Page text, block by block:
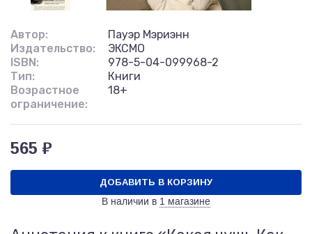
Автор:
Пауэр Мэриэнн
Издательство:
ЭКСМО
ISBN:
978-5-04-099968-2
Тип:
Книги
Возрастное
ограничение:
18+
565 ₽
ДОБАВИТЬ В КОРЗИНУ
В наличии в 1 магазине